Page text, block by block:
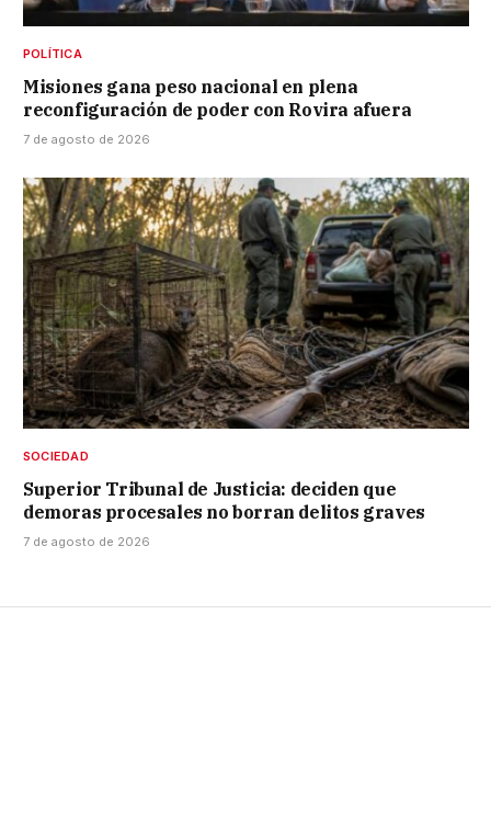
POLÍTICA
Misiones gana peso nacional en plena
reconfiguración de poder con Rovira afuera
7 de agosto de 2026
SOCIEDAD
Superior Tribunal de Justicia: deciden que
demoras procesales no borran delitos graves
7 de agosto de 2026